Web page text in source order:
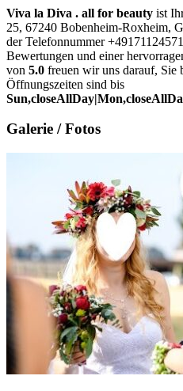
Viva la Diva . all for beauty ist
25, 67240 Bobenheim-Roxheim,
der Telefonnummer
Bewertungen und einer
von 5.0 freuen wir uns darauf, Sie
Öffnungszeiten sind bis
Galerie / Fotos